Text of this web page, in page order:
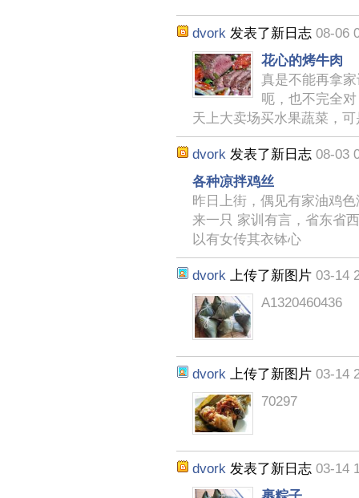
dvork 发表了新日志 08-06
花心的烤牛肉
真是不能再拿
呃，也不完全
天上大卖场买水果蔬菜，
dvork 发表了新日志 08-03
各种凉拌鸡丝
昨日上街，偶见有家油鸡
来一只 家训有言，省东省
以有女传其衣钵心
dvork 上传了新图片 03-14
A1320460436
dvork 上传了新图片 03-14
70297
dvork 发表了新日志 03-14